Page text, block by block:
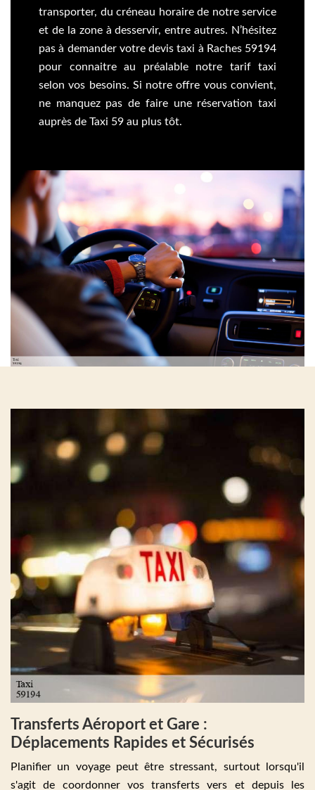
transporter, du créneau horaire de notre service
et de la zone à desservir, entre autres. N’hésitez
pas à demander votre devis taxi à Raches 59194
pour connaitre au préalable notre tarif taxi
selon vos besoins. Si notre offre vous convient,
ne manquez pas de faire une réservation taxi
auprès de Taxi 59 au plus tôt.
Transferts Aéroport et Gare :
Déplacements Rapides et Sécurisés
Planifier un voyage peut être stressant, surtout lorsqu'il
s'agit de coordonner vos transferts vers et depuis les